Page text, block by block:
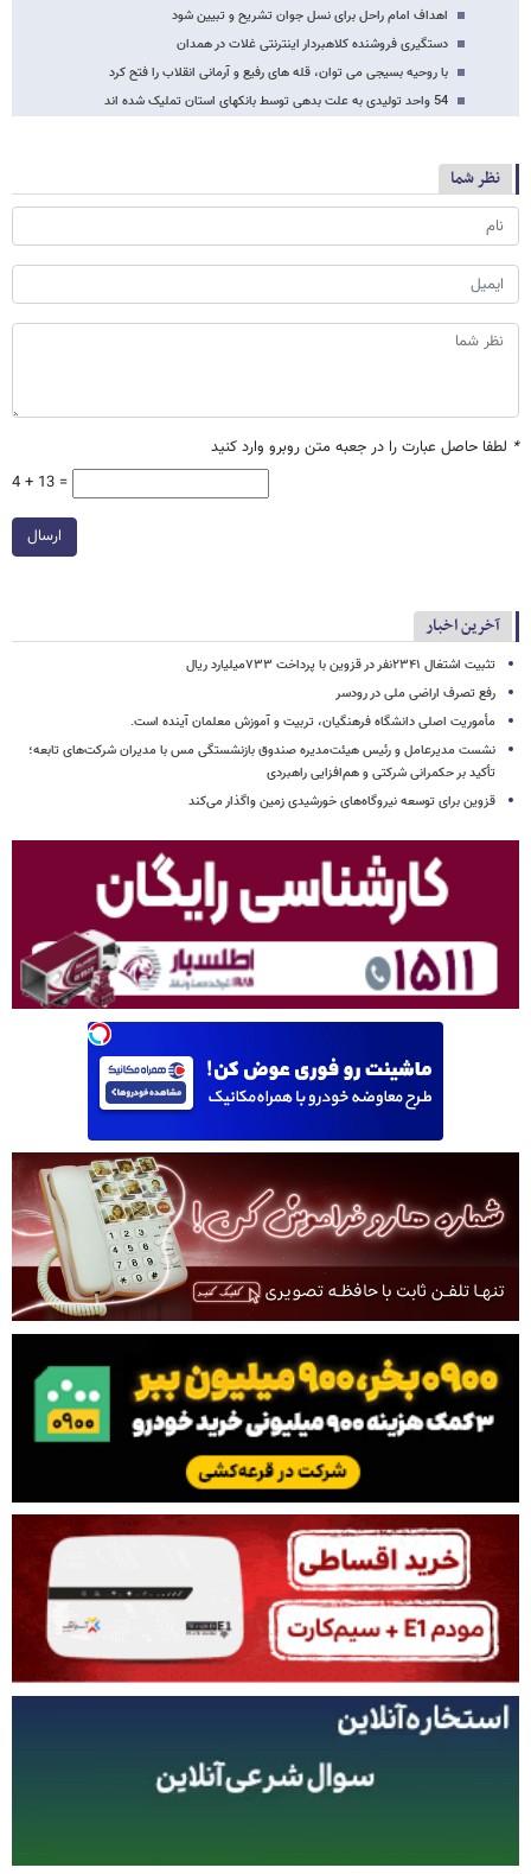
اهداف امام راحل برای نسل جوان تشریح و تبیین شود
دستگیری فروشنده کلاهبردار اینترنتی غلات در همدان
با روحیه بسیجی می توان، قله های رفیع و آرمانی انقلاب را فتح کرد
54 واحد تولیدی به علت بدهی توسط بانکهای استان تملیک شده اند
نظر شما
* لطفا حاصل عبارت را در جعبه متن روبرو وارد کنید
4 + 13 =
ارسال
آخرین اخبار
تثبیت اشتغال ۲۳۴۱نفر در قزوین با پرداخت ۷۳۳میلیارد ریال
رفع تصرف اراضی ملی در رودسر
مأموریت اصلی دانشگاه فرهنگیان، تربیت و آموزش معلمان آینده است.
نشست مدیرعامل و رئیس هیئت‌مدیره صندوق بازنشستگی مس با مدیران شرکت‌های تابعه؛
تأکید بر حکمرانی شرکتی و هم‌افزایی راهبردی
قزوین برای توسعه نیروگاه‌های خورشیدی زمین واگذار می‌کند